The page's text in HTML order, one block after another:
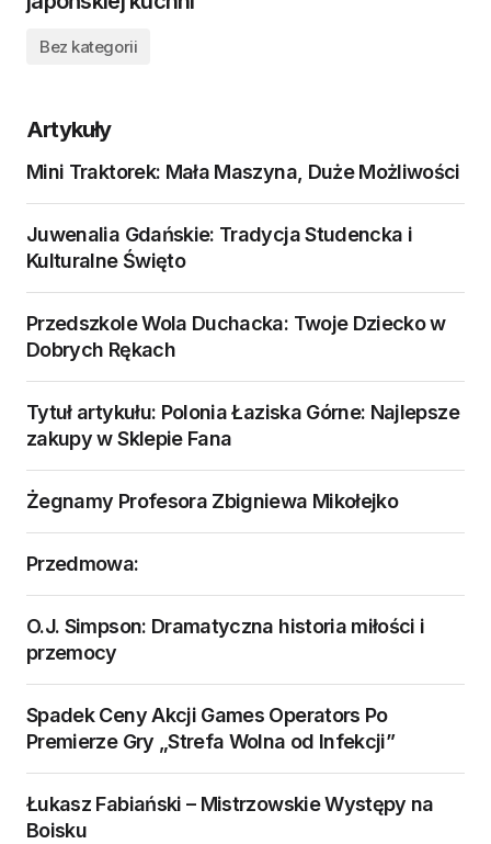
Bez kategorii
Artykuły
Mini Traktorek: Mała Maszyna, Duże Możliwości
Juwenalia Gdańskie: Tradycja Studencka i
Kulturalne Święto
Przedszkole Wola Duchacka: Twoje Dziecko w
Dobrych Rękach
Tytuł artykułu: Polonia Łaziska Górne: Najlepsze
zakupy w Sklepie Fana
Żegnamy Profesora Zbigniewa Mikołejko
Przedmowa:
O.J. Simpson: Dramatyczna historia miłości i
przemocy
Spadek Ceny Akcji Games Operators Po
Premierze Gry „Strefa Wolna od Infekcji”
Łukasz Fabiański – Mistrzowskie Występy na
Boisku